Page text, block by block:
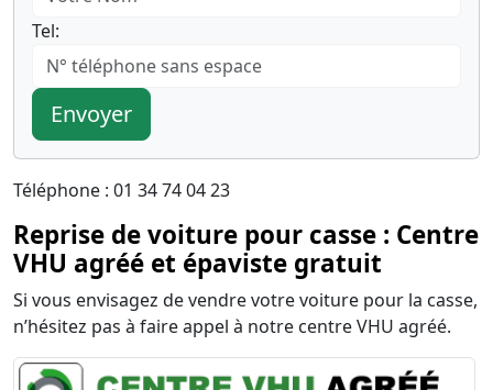
Tel:
Envoyer
Téléphone : 01 34 74 04 23
Reprise de voiture pour casse : Centre
VHU agréé et épaviste gratuit
Si vous envisagez de vendre votre voiture pour la casse,
n’hésitez pas à faire appel à notre centre VHU agréé.